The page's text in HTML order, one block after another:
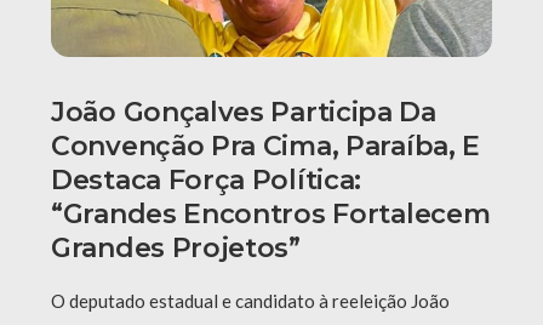
João Gonçalves Participa Da
Convenção Pra Cima, Paraíba, E
Destaca Força Política:
“grandes Encontros Fortalecem
Grandes Projetos”
O deputado estadual e candidato à reeleição João